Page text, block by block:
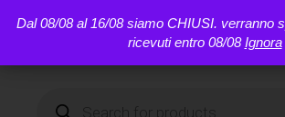
Dal 08/08 al 16/08 siamo CHIUSI. verranno
ricevuti entro 08/08Ignora
SPEDIZIONE GRATUITA OLTRE